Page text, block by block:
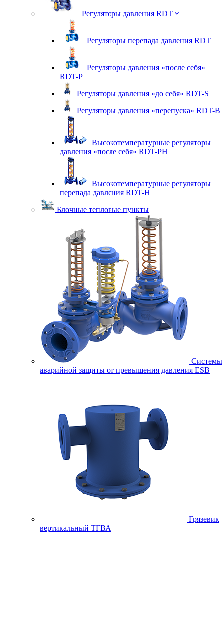
Регуляторы давления RDT
Регуляторы перепада давления RDT
Регуляторы давления «после себя»
RDT-P
Регуляторы давления «до себя» RDT-S
Регуляторы давления «перепуска» RDT-B
Высокотемпературные регуляторы
давления «после себя» RDT-PH
Высокотемпературные регуляторы
перепада давления RDT-H
Блочные тепловые пункты
Системы
аварийной защиты от превышения давления ESB
Грязевик
вертикальный ТГВА